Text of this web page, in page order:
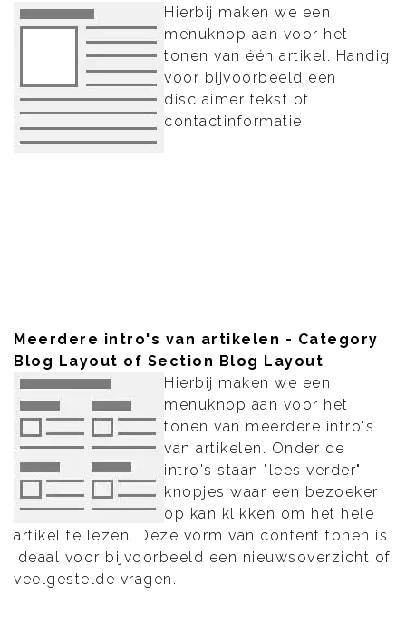
Hierbij maken we een
menuknop aan voor het
tonen van één artikel. Handig
voor bijvoorbeeld een
disclaimer tekst of
contactinformatie.
Meerdere intro's van artikelen - Category
Blog Layout of Section Blog Layout
Hierbij maken we een
menuknop aan voor het
tonen van meerdere intro's
van artikelen. Onder de
intro's staan "lees verder"
knopjes waar een bezoeker
op kan klikken om het hele
artikel te lezen. Deze vorm van content tonen is
ideaal voor bijvoorbeeld een nieuwsoverzicht of
veelgestelde vragen.